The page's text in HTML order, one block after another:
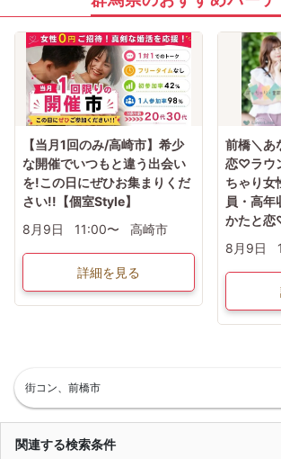
【当月1回のみ/高崎市】希少
な開催でいつもと違う出会い
を!この日にぜひお集まりくだ
さい!!【個室Style】
8月9日
11:00〜 高崎市
詳細を見る
前橋＼あ
恋♡ラウ
ちゃり女
員・高年
かたと
8月9日
街コン、前橋市
関連する検索条件